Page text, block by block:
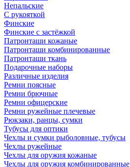
Непальские
С рукояткой
Финские
Финские с застёжкой
Патронташи кожаные
Патронташи комбинированные
Патронташи ткань
Подарочные наборы
Различные изделия
Ремни поясные
Ремни брючные
Ремни офицерские
Ремни ружейные плечевые
Рюкзаки, ранцы, сумки
Тубусы для оптики
Чехлы и сумки рыболовные, тубусы
Чехлы ружейные
Чехлы для оружия кожаные
Чехлы для оружия комбинированные